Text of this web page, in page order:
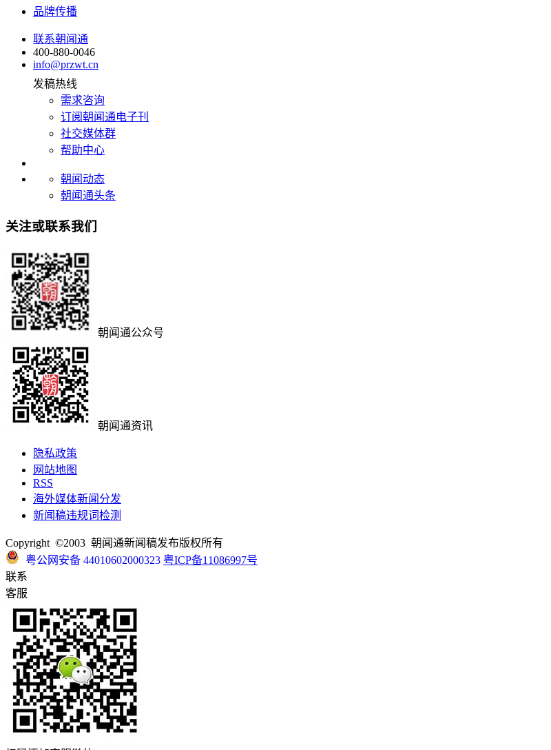
品牌传播
联系朝闻通
400-880-0046
info@przwt.cn
发稿热线
需求咨询
订阅朝闻通电子刊
社交媒体群
帮助中心
朝闻动态
朝闻通头条
关注或联系我们
朝闻通公众号
朝闻通资讯
隐私政策
网站地图
RSS
海外媒体新闻分发
新闻稿违规词检测
Copyright ©2003 朝闻通新闻稿发布版权所有
粤公网安备 44010602000323 粤ICP备11086997号
联系
客服